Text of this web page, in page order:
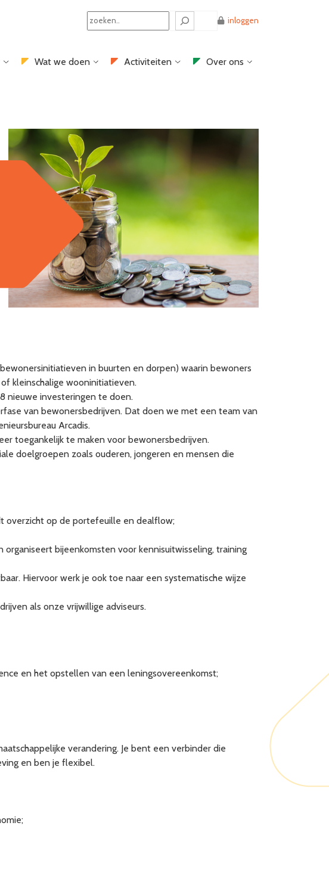
Search
inloggen
Wat we doen Activiteiten Over ons
in buurten en dorpen) waarin bewoners
kleinschalige wooninitiatieven.
nieuwe investeringen te doen.
van bewonersbedrijven. Dat doen we met een team van
Arcadis.
toegankelijk te maken voor bewonersbedrijven.
doelgroepen zoals ouderen, jongeren en mensen die
overzicht op de portefeuille en dealflow;
bijeenkomsten voor kennisuitwisseling, training
Hiervoor werk je ook toe naar een systematische wijze
als onze vrijwillige adviseurs.
en het opstellen van een leningsovereenkomst;
verandering. Je bent een verbinder die
en ben je flexibel.